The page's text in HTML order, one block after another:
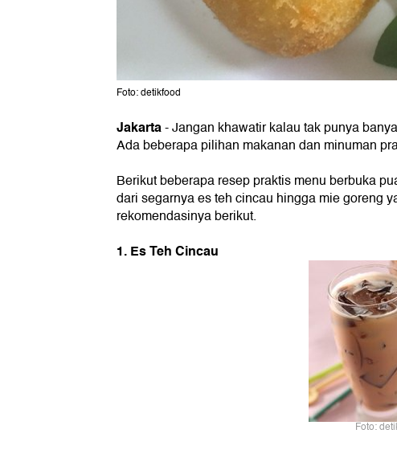
Foto: detikfood
Jakarta- Jangan khawatir kalau tak punya
Ada beberapa pilihan makanan dan minuman
Berikut beberapa resep praktis menu berbuka
dari segarnya es teh cincau hingga mie goreng
rekomendasinya berikut.
1. Es Teh Cincau
Foto: